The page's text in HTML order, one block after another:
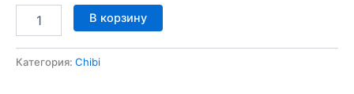
Количество
товара
Chibi
В корзину
Категория: Chibi